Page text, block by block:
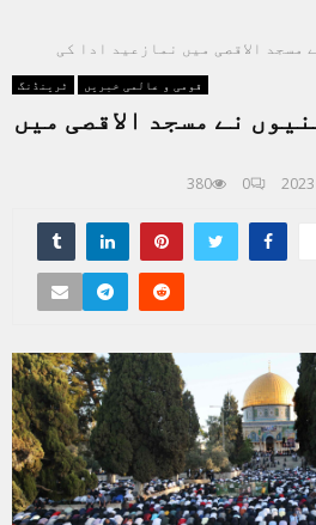
مسجد الاقصی میں نمازعید ادا کی
ٹرینڈنگ قومی و عالمی خبریں
نے مسجد الاقصی میں
0
380